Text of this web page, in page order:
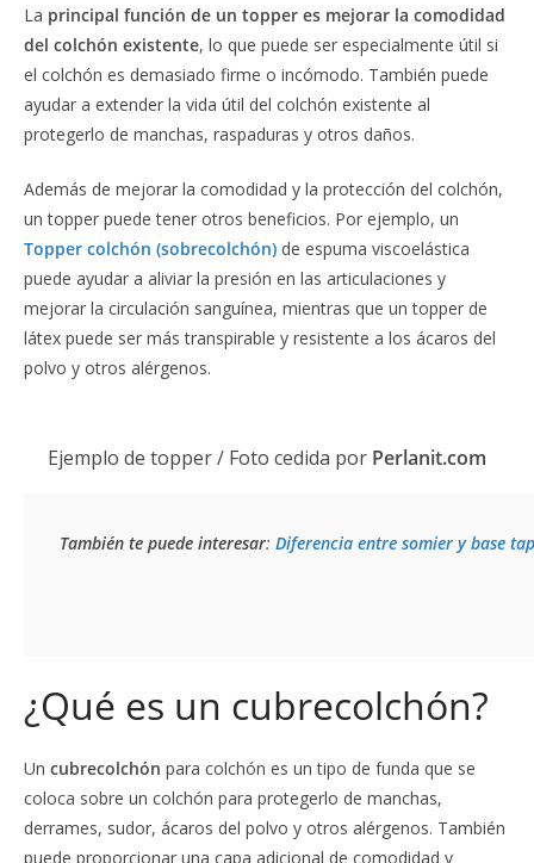
La principal función de un topper es mejorar la comodidad
del colchón existente, lo que puede ser especialmente útil si
el colchón es demasiado firme o incómodo. También puede
ayudar a extender la vida útil del colchón existente al
protegerlo de manchas, raspaduras y otros daños.
Además de mejorar la comodidad y la protección del colchón,
un topper puede tener otros beneficios. Por ejemplo, un
Topper colchón (sobrecolchón) de espuma viscoelástica
puede ayudar a aliviar la presión en las articulaciones y
mejorar la circulación sanguínea, mientras que un topper de
látex puede ser más transpirable y resistente a los ácaros del
polvo y otros alérgenos.
Ejemplo de topper / Foto cedida por Perlanit.com
También te puede interesar: Diferencia entre somier y base
¿Qué es un cubrecolchón?
Un cubrecolchón para colchón es un tipo de funda que se
coloca sobre un colchón para protegerlo de manchas,
derrames, sudor, ácaros del polvo y otros alérgenos. También
puede proporcionar una capa adicional de comodidad y